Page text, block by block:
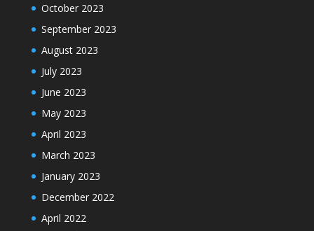
October 2023
September 2023
August 2023
July 2023
June 2023
May 2023
April 2023
March 2023
January 2023
December 2022
April 2022